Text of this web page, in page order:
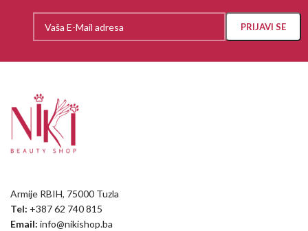
Armije RBIH, 75000 Tuzla
Tel: +387 62 740 815
Email: info@nikishop.ba